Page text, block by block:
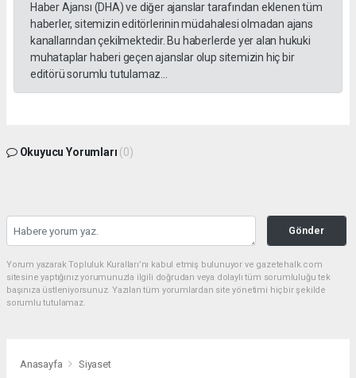
Haber Ajansı (DHA) ve diğer ajanslar tarafından eklenen tüm
haberler, sitemizin editörlerinin müdahalesi olmadan ajans
kanallarından çekilmektedir. Bu haberlerde yer alan hukuki
muhataplar haberi geçen ajanslar olup sitemizin hiç bir
editörü sorumlu tutulamaz...
Okuyucu Yorumları (0)
Gönder
Yorum yazarak Topluluk Kuralları’nı kabul etmiş bulunuyor ve gazetehalk.com
sitesine yaptığınız yorumunuzla ilgili doğrudan veya dolaylı tüm sorumluluğu tek
başınıza üstleniyorsunuz. Yazılan tüm yorumlardan site yönetimi hiçbir şekilde
sorumlu tutulamaz.
Anasayfa Siyaset